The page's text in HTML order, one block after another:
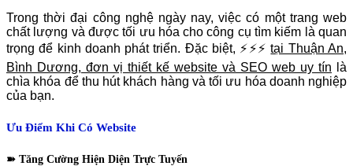
Trong thời đại công nghệ ngày nay, việc có một trang web
chất lượng và được tối ưu hóa cho công cụ tìm kiếm là quan
trọng để kinh doanh phát triển. Đặc biệt, ⚡⚡⚡tại Thuận An,
Bình Dương, đơn vị thiết kế website và SEO web uy tín là
chìa khóa để thu hút khách hàng và tối ưu hóa doanh nghiệp
của bạn.
Ưu Điểm Khi Có Website
➽ Tăng Cường Hiện Diện Trực Tuyến